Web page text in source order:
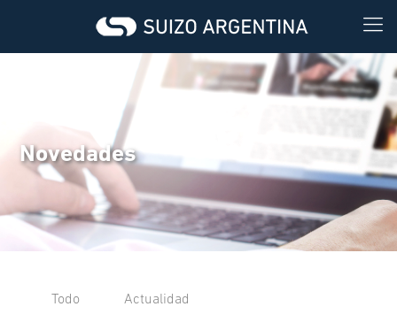
Novedades
Todo Actualidad